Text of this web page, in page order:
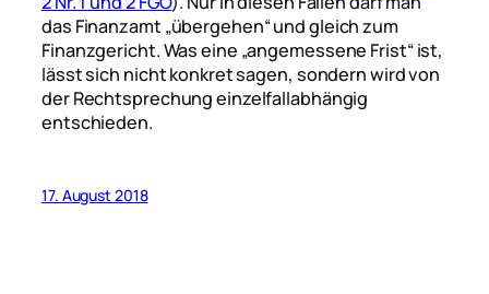
das Finanzamt „übergehen“ und gleich zum
Finanzgericht. Was eine „angemessene Frist“ ist,
lässt sich nicht konkret sagen, sondern wird von
der Rechtsprechung einzelfallabhängig
entschieden.
17. August 2018